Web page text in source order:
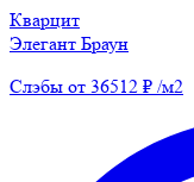
Кварцит
Элегант Браун
Слэбы от 36512 ₽ /м2